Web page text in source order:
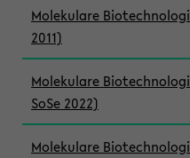
Molekulare
2011)
Molekulare
SoSe 2022)
Molekulare